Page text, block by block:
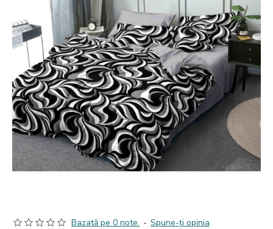
Bazată pe 0 note. - Spune-ţi opinia